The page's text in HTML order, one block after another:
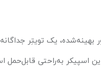
یک تویتِر
اسپیکر به‌راحتی